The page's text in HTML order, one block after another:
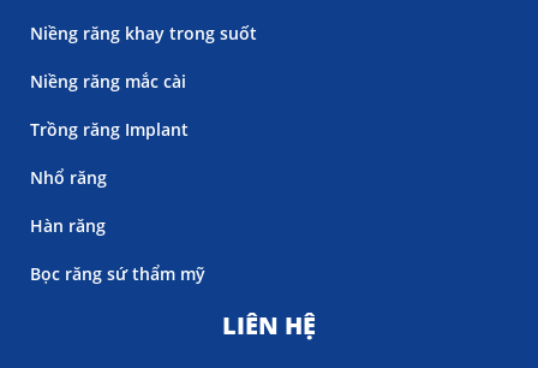
Niềng răng khay trong suốt
Niềng răng mắc cài
Trồng răng Implant
Nhổ răng
Hàn răng
Bọc răng sứ thẩm mỹ
LIÊN HỆ